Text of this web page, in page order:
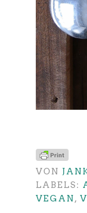
VON
LABELS:
VEGAN,